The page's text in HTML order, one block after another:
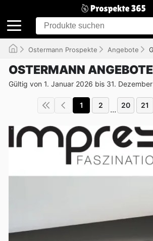
Ostermann Prospekte Angebote
OSTERMANN ANGEBOTE
Gültig von 1. Januar 2026 bis 31.
1 2 ... 20 21